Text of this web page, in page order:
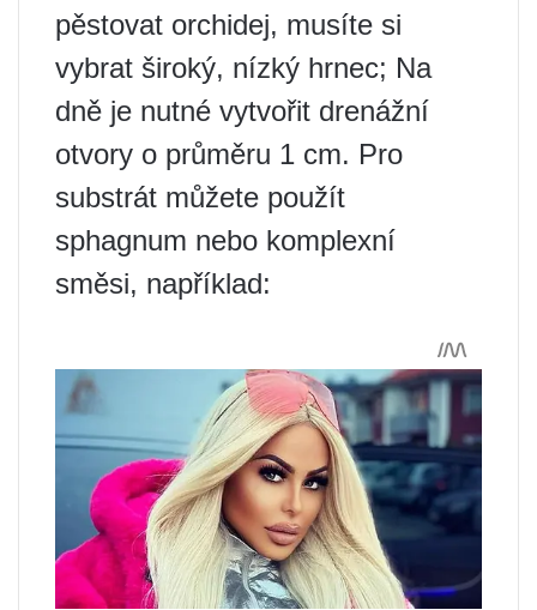
pěstovat orchidej, musíte si
vybrat široký, nízký hrnec; Na
dně je nutné vytvořit drenážní
otvory o průměru 1 cm. Pro
substrát můžete použít
sphagnum nebo komplexní
směsi, například: